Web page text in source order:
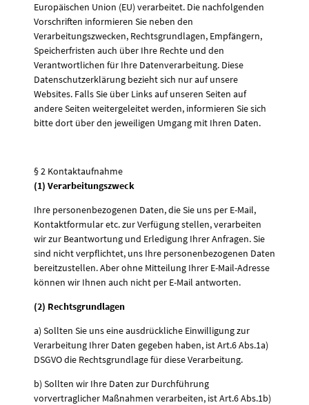
Europäischen Union (EU) verarbeitet. Die nachfolgenden
Vorschriften informieren Sie neben den
Verarbeitungszwecken, Rechtsgrundlagen, Empfängern,
Speicherfristen auch über Ihre Rechte und den
Verantwortlichen für Ihre Datenverarbeitung. Diese
Datenschutzerklärung bezieht sich nur auf unsere
Websites. Falls Sie über Links auf unseren Seiten auf
andere Seiten weitergeleitet werden, informieren Sie sich
bitte dort über den jeweiligen Umgang mit Ihren Daten.
§ 2 Kontaktaufnahme
(1) Verarbeitungszweck
Ihre personenbezogenen Daten, die Sie uns per E-Mail,
Kontaktformular etc. zur Verfügung stellen, verarbeiten
wir zur Beantwortung und Erledigung Ihrer Anfragen. Sie
sind nicht verpflichtet, uns Ihre personenbezogenen Daten
bereitzustellen. Aber ohne Mitteilung Ihrer E-Mail-Adresse
können wir Ihnen auch nicht per E-Mail antworten.
(2) Rechtsgrundlagen
a) Sollten Sie uns eine ausdrückliche Einwilligung zur
Verarbeitung Ihrer Daten gegeben haben, ist Art.6 Abs.1a)
DSGVO die Rechtsgrundlage für diese Verarbeitung.
b) Sollten wir Ihre Daten zur Durchführung
vorvertraglicher Maßnahmen verarbeiten, ist Art.6 Abs.1b)